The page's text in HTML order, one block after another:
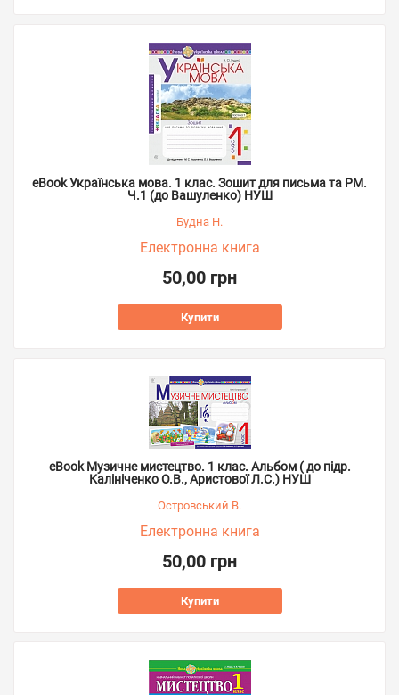
eBook Українська мова. 1 клас. Зошит для письма та РМ.
Ч.1 (до Вашуленко) НУШ
Будна Н.
Електронна книга
50,00 грн
Купити
eBook Музичне мистецтво. 1 клас. Альбом ( до підр.
Калініченко О.В., Аристової Л.С.) НУШ
Островський В.
Електронна книга
50,00 грн
Купити